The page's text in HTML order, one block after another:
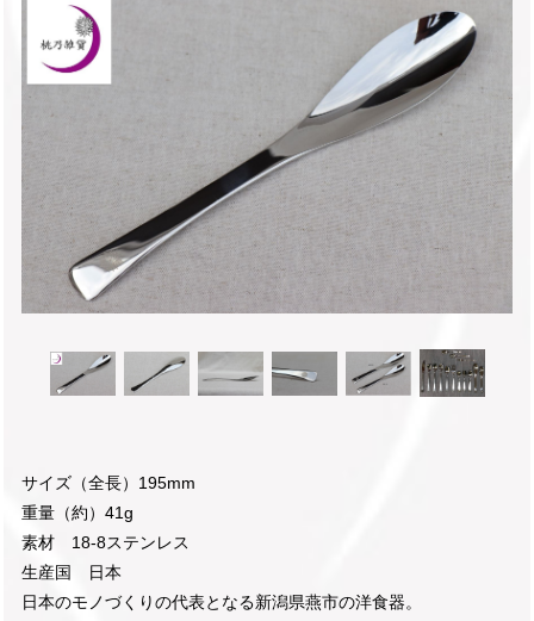
サイズ（全長）195mm
重量（約）41g
素材 18-8ステンレス
生産国 日本
日本のモノづくりの代表となる新潟県燕市の洋食器。